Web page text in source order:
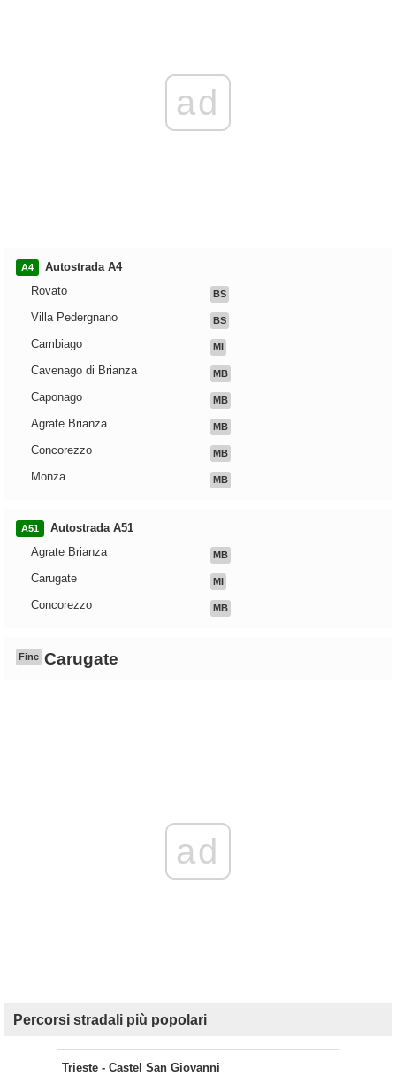
ad
A4
Autostrada A4
Rovato
BS
Villa Pedergnano BS
Cambiago MI
Cavenago di Brianza MB
Caponago MB
Agrate Brianza MB
Concorezzo MB
Monza MB
A51
Autostrada A51
Agrate Brianza
MB
Carugate MI
Concorezzo MB
Fine Carugate
ad
Percorsi stradali più popolari
Trieste - Castel San Giovanni